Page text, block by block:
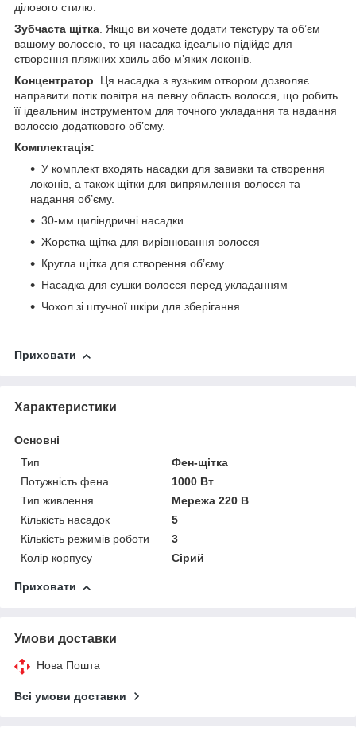
ділового стилю.
Зубчаста щітка. Якщо ви хочете додати текстуру та об’єм
вашому волоссю, то ця насадка ідеально підійде для
створення пляжних хвиль або м’яких локонів.
Концентратор. Ця насадка з вузьким отвором дозволяє
направити потік повітря на певну область волосся, що робить
її ідеальним інструментом для точного укладання та надання
волоссю додаткового об’єму.
Комплектація:
У комплект входять насадки для завивки та створення
локонів, а також щітки для випрямлення волосся та
надання об’єму.
30-мм циліндричні насадки
Жорстка щітка для вирівнювання волосся
Кругла щітка для створення об’єму
Насадка для сушки волосся перед укладанням
Чохол зі штучної шкіри для зберігання
Приховати
Характеристики
Основні
Тип
Фен-щітка
Потужність фена
1000 Вт
Тип живлення
Мережа 220 В
Кількість насадок
5
Кількість режимів роботи
3
Колір корпусу
Сірий
Приховати
Умови доставки
Нова Пошта
Всі умови доставки